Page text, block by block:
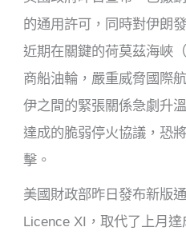
的通用許可，同時對伊朗
近期在關鍵的荷莫茲海峽
商船油輪，嚴重威脅國際
伊之間的緊張關係急劇升
達成的脆弱停火協議，恐
擊。
美國財政部昨日發布新版
Licence XI，取代了上月